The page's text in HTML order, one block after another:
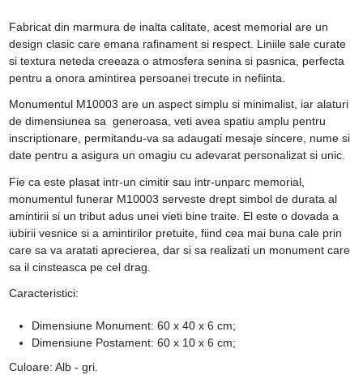
Fabricat din marmura de inalta calitate, acest memorial are un
design clasic care emana rafinament si respect. Liniile sale curate
si textura neteda creeaza o atmosfera senina si pasnica, perfecta
pentru a onora amintirea persoanei trecute in nefiinta.
Monumentul M10003 are un aspect simplu si minimalist, iar alaturi
de dimensiunea sa generoasa, veti avea spatiu amplu pentru
inscriptionare, permitandu-va sa adaugati mesaje sincere, nume si
date pentru a asigura un omagiu cu adevarat personalizat si unic.
Fie ca este plasat intr-un cimitir sau intr-unparc memorial,
monumentul funerar M10003 serveste drept simbol de durata al
amintirii si un tribut adus unei vieti bine traite. El este o dovada a
iubirii vesnice si a amintirilor pretuite, fiind cea mai buna cale prin
care sa va aratati aprecierea, dar si sa realizati un monument care
sa il cinsteasca pe cel drag.
Caracteristici:
Dimensiune Monument: 60 x 40 x 6 cm;
Dimensiune Postament: 60 x 10 x 6 cm;
Culoare: Alb - gri.